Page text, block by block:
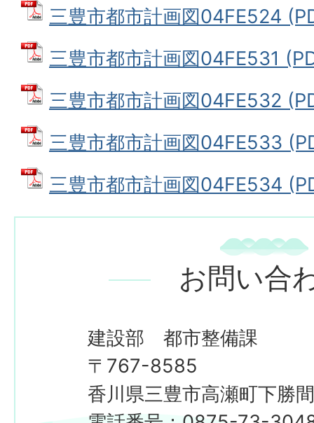
三豊市都市計画図04FE524
三豊市都市計画図04FE531
三豊市都市計画図04FE532
三豊市都市計画図04FE533
三豊市都市計画図04FE534
お問い合
建設部 都市整備課
〒767-8585
香川県三豊市高瀬町下勝